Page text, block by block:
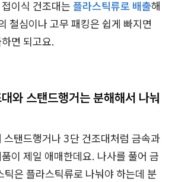
이식 건조대는 플라스틱류로 배출해
철심이나 고무 패킹은 쉽게 빠지면
면 되고요.
와 스탠드행거는 분해해서 나눠
스탠드행거나 3단 건조대처럼 금속과
이 제일 애매한데요. 나사를 풀어 금
틱은 플라스틱류로 나눠야 하는데 분